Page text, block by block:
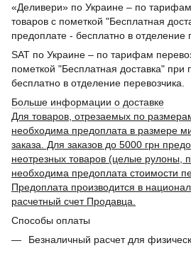
«Деливери» по Украине – по
товаров с пометкой "Бесплатная
предоплате - бесплатно в отделение
SAT по Украине – по тарифам
пометкой "Бесплатная доставка" при
бесплатно в отделение перевозчика.
Больше информации о доставке
Для товаров, отрезаемых по
необходима предоплата в размере
заказа. Для заказов до 5000 грн
неотрезных товаров (целые рулоны,
необходима предоплата стоимости
Предоплата производится в
расчетный счет Продавца.
Способы оплаты
Безналичный расчет для